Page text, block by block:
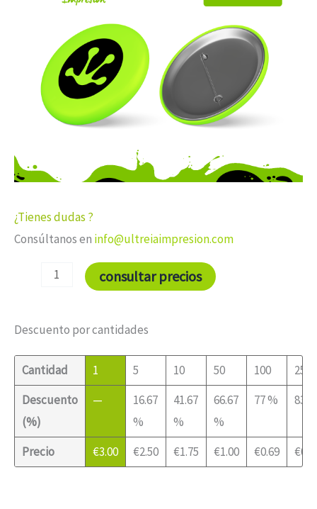
¿Tienes dudas ?
Consúltanos en info@ultreiaimpresion.com
cantidad
consultar precios
Descuento por cantidades
Cantidad
Descuento
(%)
Precio
1
—
€3.00
5
16.67
%
€2.50
10
41.67
%
€1.75
50
66.67
%
€1.00
100
77 %
€0.69
250
83
€